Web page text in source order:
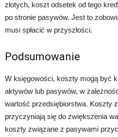
złotych, koszt odsetek od tego
po stronie pasywów. Jest to
musi spłacić w przyszłości.
Podsumowanie
W księgowości, koszty mogą być
aktywów lub pasywów, w
wartość przedsiębiorstwa. Koszty
przyczyniają się do zwiększenia
koszty związane z pasywami